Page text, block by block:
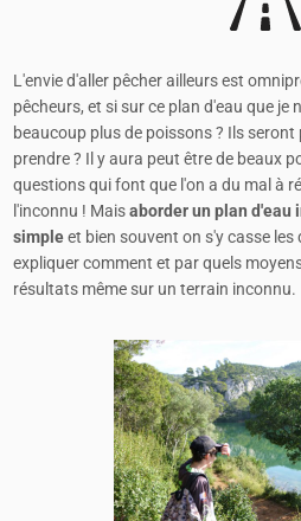
L'envie d'aller pêcher ailleurs est
pêcheurs, et si sur ce plan d'eau que je
beaucoup plus de poissons ? Ils
prendre ? Il y aura peut être de beaux
questions qui font que l'on a du mal à
l'inconnu ! Maisaborder un plan d'eau
simpleet bien souvent on s'y casse
expliquer comment et par quels
résultats même sur un terrain inconnu.